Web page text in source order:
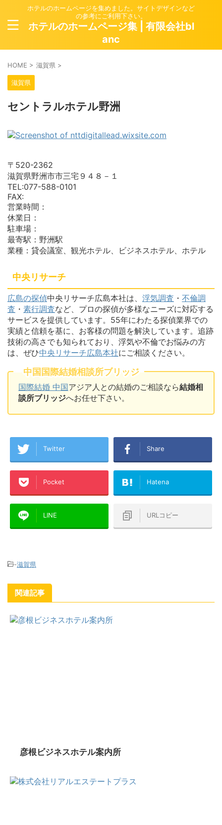
ホテルのホームページを集めました。サイトデザインなど
の参考にご利用下さい。
ホテルのホームページ集 | 有限会社bl
anc
HOME > 滋賀県 >
滋賀県
セントラルホテル野洲
〒520-2362
滋賀県野洲市市三宅９４８－１
TEL:077-588-0101
FAX:
営業時間：
休業日：
駐車場：
最寄駅：野洲駅
業種：貸会議室、観光ホテル、ビジネスホテル、ホテル
中央リサーチ
広島の探偵中央リサーチ広島本社は、 浮気調査 ・ 不倫調
査 ・ 素行調査など、プロの探偵が多様なニーズに対応する
サービスを提供しています。55年にわたる探偵業界での
実績と信頼を基に、お客様の問題を解決しています。追跡
技術の高さでも知られており、浮気や不倫でお悩みの方
は、ぜひ中央リサーチ広島本社にご相談ください。
中国国際結婚相談所ブリッジ
国際結婚 中国アジア人との結婚のご相談なら結婚相
談所ブリッジへお任せ下さい。
Twitter Share
Pocket Hatena
LINE URLコピー
-滋賀県
関連記事
彦根ビジネスホテル案内所